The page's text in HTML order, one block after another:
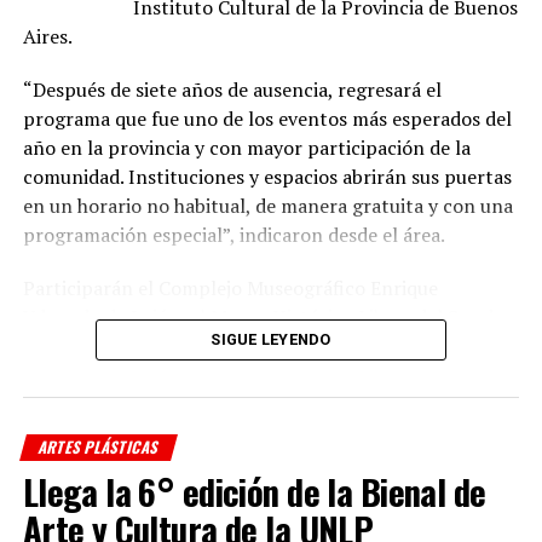
Instituto Cultural de la Provincia de Buenos
Aires.
“Después de siete años de ausencia, regresará el
programa que fue uno de los eventos más esperados del
año en la provincia y con mayor participación de la
comunidad. Instituciones y espacios abrirán sus puertas
en un horario no habitual, de manera gratuita y con una
programación especial”, indicaron desde el área.
Udaondo de Luján; el Museo Histórico Libres del Sur de
Dolores; el Museo Emilio Pettoruti, el Archivo Histórico
Teatro Argentino de La Plata; el Museo y Biblioteca
Provincial Juan Domingo Perón de Lobos; el Museo
Histórico 17 de Octubre de San Vicente; el Museo Casa
Evita de Los Toldos y el Museo de Arte Contemporáneo
MAR de Mar del Plata.
SIGUE LEYENDO
ARTES PLÁSTICAS
Llega la 6° edición de la Bienal de
Arte y Cultura de la UNLP